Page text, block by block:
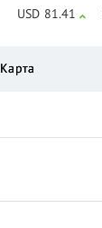
USD 81.41
Карта